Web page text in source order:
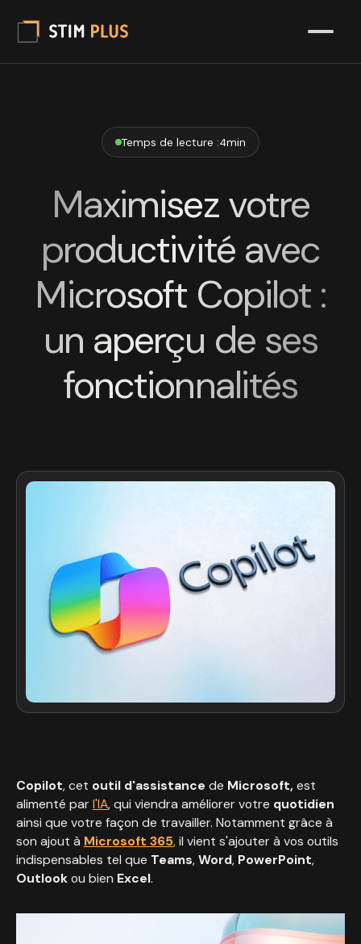
Temps de lecture :4min
Maximisez votre
productivité avec
Microsoft Copilot :
un aperçu de ses
fonctionnalités
Copilot, cet outil d'assistance de Microsoft, est
alimenté par l'IA, qui viendra améliorer votre quotidien
ainsi que votre façon de travailler. Notamment grâce à
son ajout à Microsoft 365,il vient s'ajouter à vos outils
indispensables tel que Teams,Word, PowerPoint,
Outlookou bien Excel.